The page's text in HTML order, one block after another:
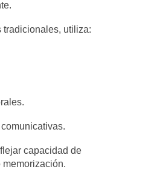
tradicionales, utiliza:
capacidad de